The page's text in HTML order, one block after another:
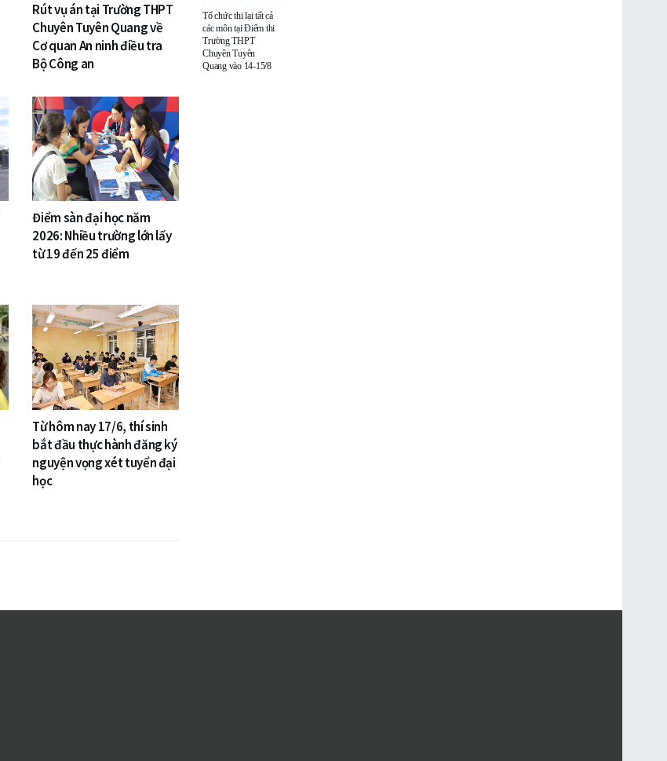
Rút vụ án tại Trường THPT
Chuyên Tuyên Quang về
Cơ quan An ninh điều tra
Bộ Công an
Điểm sàn đại học năm
2026: Nhiều trường lớn lấy
từ 19 đến 25 điểm
Từ hôm nay 17/6, thí sinh
bắt đầu thực hành đăng ký
nguyện vọng xét tuyển đại
học
Tổ chức thi lại tất cả
các môn tại Điểm thi
Trường THPT
Chuyên Tuyên
Quang vào 14-15/8